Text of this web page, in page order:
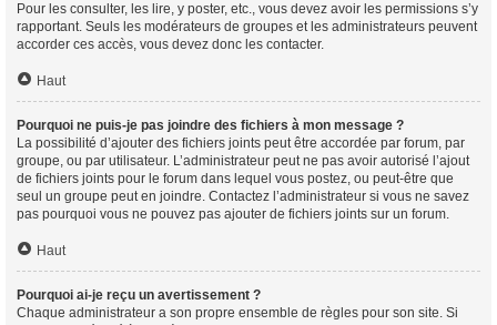
Pour les consulter, les lire, y poster, etc., vous devez avoir les permissions s’y
rapportant. Seuls les modérateurs de groupes et les administrateurs peuvent
accorder ces accès, vous devez donc les contacter.
Haut
Pourquoi ne puis-je pas joindre des fichiers à mon message ?
La possibilité d’ajouter des fichiers joints peut être accordée par forum, par
groupe, ou par utilisateur. L’administrateur peut ne pas avoir autorisé l’ajout
de fichiers joints pour le forum dans lequel vous postez, ou peut-être que
seul un groupe peut en joindre. Contactez l’administrateur si vous ne savez
pas pourquoi vous ne pouvez pas ajouter de fichiers joints sur un forum.
Haut
Pourquoi ai-je reçu un avertissement ?
Chaque administrateur a son propre ensemble de règles pour son site. Si